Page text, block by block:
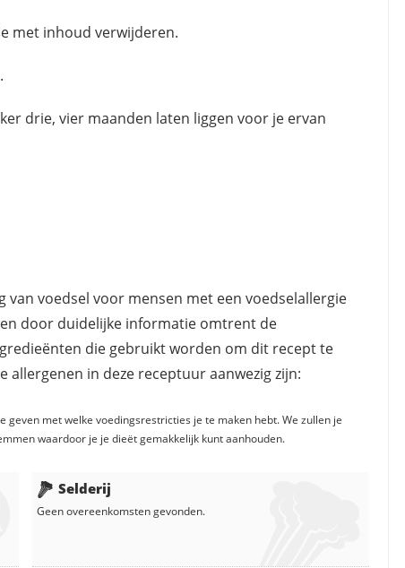
met inhoud verwijderen.
drie, vier maanden laten liggen voor je ervan
voedsel voor mensen met een voedselallergie
door duidelijke informatie omtrent de
die gebruikt worden om dit recept te
allergenen in deze receptuur aanwezig zijn:
met welke voedingsrestricties je te maken hebt. We zullen je
waardoor je je dieët gemakkelijk kunt aanhouden.
Selderij
Geen overeenkomsten gevonden.